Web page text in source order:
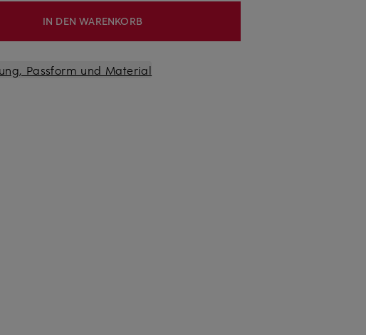
IN DEN WARENKORB
Passform und Material